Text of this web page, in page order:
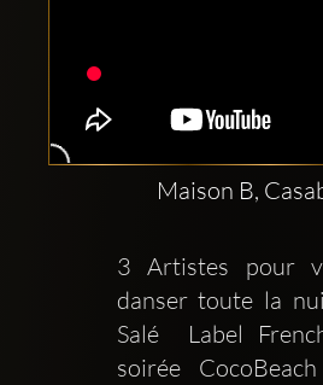
Clubbable:
Maison B,
3 Artistes pour
danser toute la
Salé  Label
soirée